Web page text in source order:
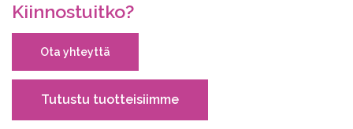
Kiinnostuitko?
Ota yhteyttä
Tutustu tuotteisiimme